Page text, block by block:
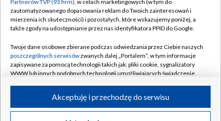
Centrum informacji TVP
Naziemna Telewizja Cyfrowa
Rada Programowa
System NOS
Informacje o nadawcy
Program dla prasy
Moje zgody
Pomoc
Kontakt
Kanały
©2026 Telewizja Polska S.A. w likwidacji
Partnerów TVP (93 firm), w celach marketingowych (w tym do
zautomatyzowanego dopasowania reklam do Twoich zainteresowań i
mierzenia ich skuteczności) i pozostałych, które wskazujemy poniżej, a
także zgody na udostępnianie przez nas identyfikatora PPID do Google.
Twoje dane osobowe zbierane podczas odwiedzania przez Ciebie naszych
poszczególnych serwisówzwanych dalej „Portalem”, w tym informacje
zapisywane za pomocą technologii takich jak: pliki cookie, sygnalizatory
WWW lub innych podobnych technologii umożliwiających świadczenie
ruchu w Internecie.
Twoje dane osobowe zbierane podczas odwiedzania przez Ciebie
Akceptuję i przechodzę do serwisu